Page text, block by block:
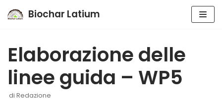
contenuto
Biochar Latium
Elaborazione delle
linee guida – WP5
di Redazione